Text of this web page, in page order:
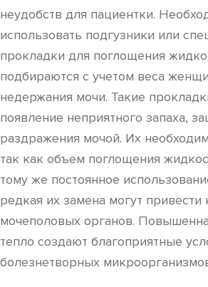
неудобств для пациентки.
использовать подгузники или
прокладки для поглощения
подбираются с учетом веса
недержания мочи. Такие
появление неприятного запаха,
раздражения мочой. Их
так как объем поглощения
тому же постоянное
редкая их замена могут
мочеполовых органов.
тепло создают благоприятные
болезнетворных